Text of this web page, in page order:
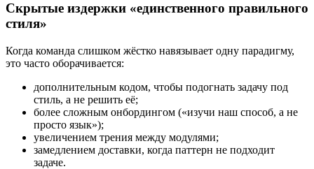
Скрытые издержки «единственного правильного
стиля»
Когда команда слишком жёстко навязывает одну парадигму,
это часто оборачивается:
дополнительным кодом, чтобы подогнать задачу под
стиль, а не решить её;
более сложным онбордингом («изучи наш способ, а не
просто язык»);
увеличением трения между модулями;
замедлением доставки, когда паттерн не подходит
задаче.